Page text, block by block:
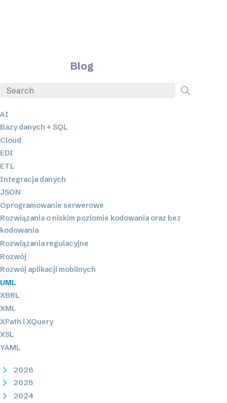
Blog
AI
Bazy danych + SQL
Cloud
EDI
ETL
Integracja danych
JSON
Oprogramowanie serwerowe
Rozwiązania o niskim poziomie kodowania oraz bez
kodowania
Rozwiązania regulacyjne
Rozwój
Rozwój aplikacji mobilnych
UML
XBRL
XML
XPath i XQuery
XSL
YAML
2026
2025
2024